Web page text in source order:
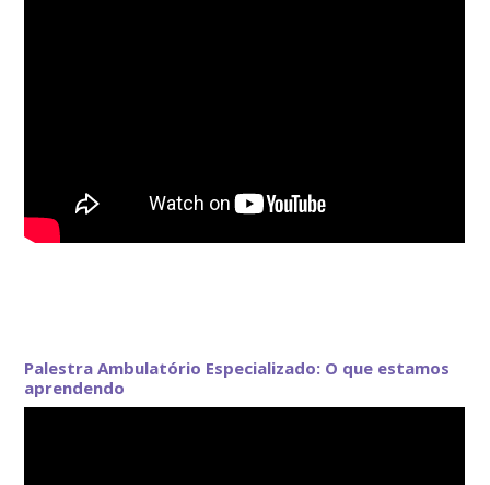
Palestra Ambulatório Especializado: O que estamos
aprendendo